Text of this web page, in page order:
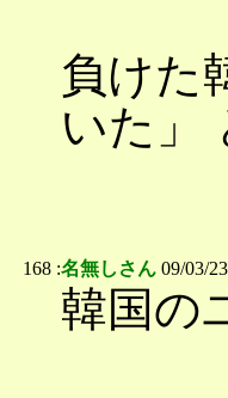
負けた
いた」
168 :名無しさん 09/03/
韓国の